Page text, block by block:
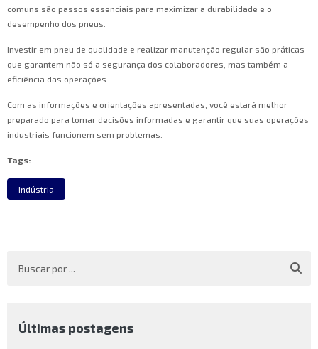
comuns são passos essenciais para maximizar a durabilidade e o
desempenho dos pneus.
Investir em pneu de qualidade e realizar manutenção regular são práticas
que garantem não só a segurança dos colaboradores, mas também a
eficiência das operações.
Com as informações e orientações apresentadas, você estará melhor
preparado para tomar decisões informadas e garantir que suas operações
industriais funcionem sem problemas.
Tags:
Indústria
Últimas postagens